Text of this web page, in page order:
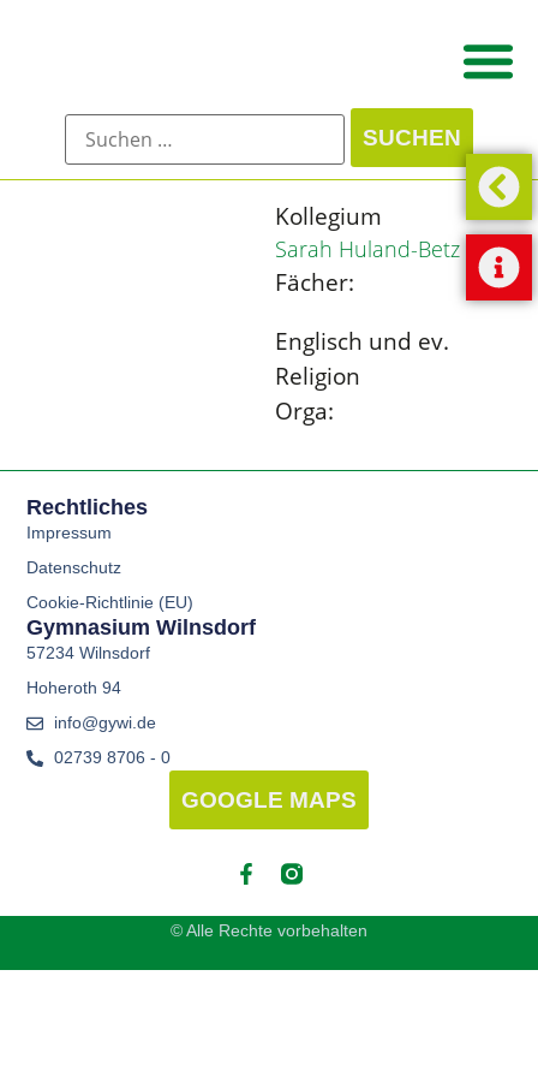
Kollegium
Sarah Huland-Betz
Fächer:
Englisch und ev.
Religion
Orga:
Rechtliches
Impressum
Datenschutz
Cookie-Richtlinie (EU)
Gymnasium Wilnsdorf
57234 Wilnsdorf
Hoheroth 94
info@gywi.de
02739 8706 - 0
GOOGLE MAPS
© Alle Rechte vorbehalten